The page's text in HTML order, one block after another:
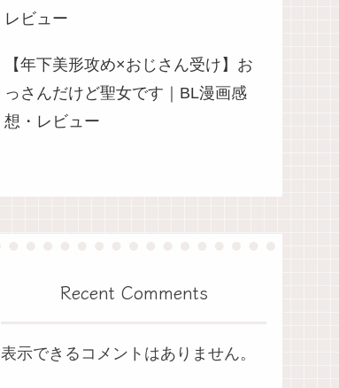
レビュー
【年下美形攻め×おじさん受け】お
っさんだけど聖女です｜BL漫画感
想・レビュー
Recent Comments
表示できるコメントはありません。